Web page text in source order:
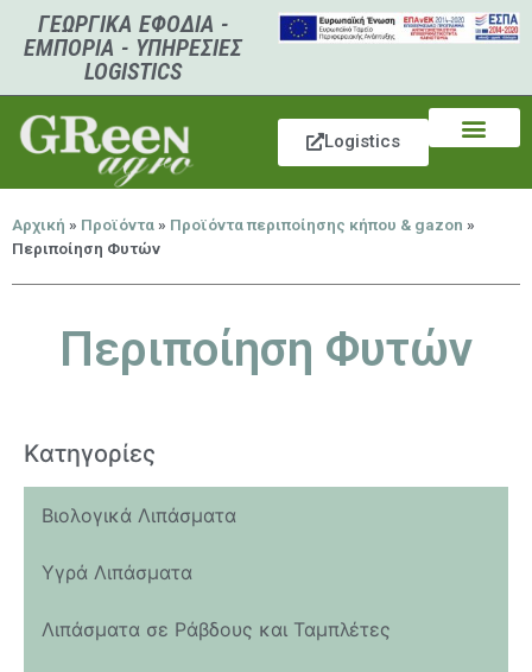
ΓΕΩΡΓΙΚΑ ΕΦΟΔΙΑ -
ΕΜΠΟΡΙΑ - ΥΠΗΡΕΣΙΕΣ
LOGISTICS
Logistics
Αρχική » Προϊόντα » Προϊόντα περιποίησης κήπου & gazon »
Περιποίηση Φυτών
Περιποίηση Φυτών
Kατηγορίες
Βιολογικά Λιπάσματα
Υγρά Λιπάσματα
Λιπάσματα σε Ράβδους και Ταμπλέτες